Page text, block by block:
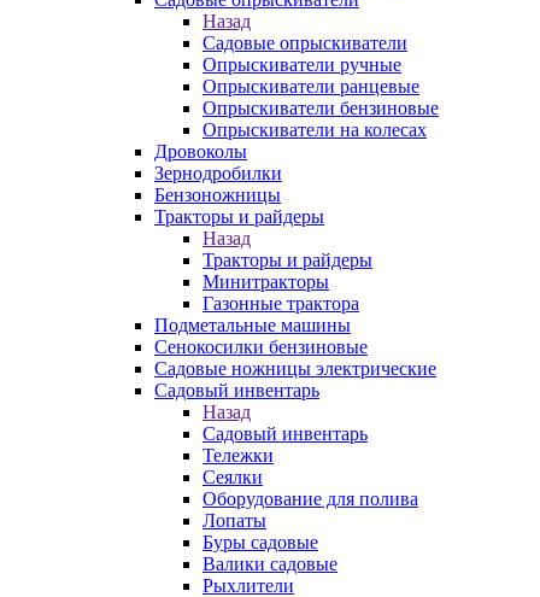
Назад
Садовые опрыскиватели
Опрыскиватели ручные
Опрыскиватели ранцевые
Опрыскиватели бензиновые
Опрыскиватели на колесах
Дровоколы
Зернодробилки
Бензоножницы
Тракторы и райдеры
Назад
Тракторы и райдеры
Минитракторы
Газонные трактора
Подметальные машины
Сенокосилки бензиновые
Садовые ножницы электрические
Садовый инвентарь
Назад
Садовый инвентарь
Тележки
Сеялки
Оборудование для полива
Лопаты
Буры садовые
Валики садовые
Рыхлители